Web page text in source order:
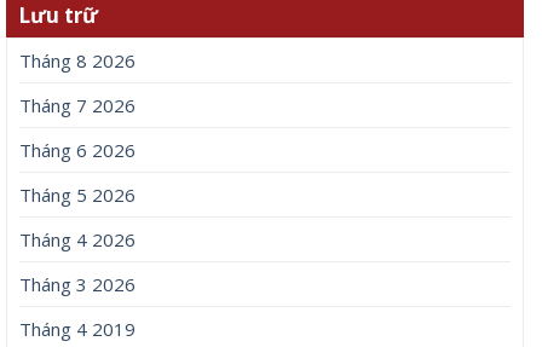
Lưu trữ
Tháng 8 2026
Tháng 7 2026
Tháng 6 2026
Tháng 5 2026
Tháng 4 2026
Tháng 3 2026
Tháng 4 2019